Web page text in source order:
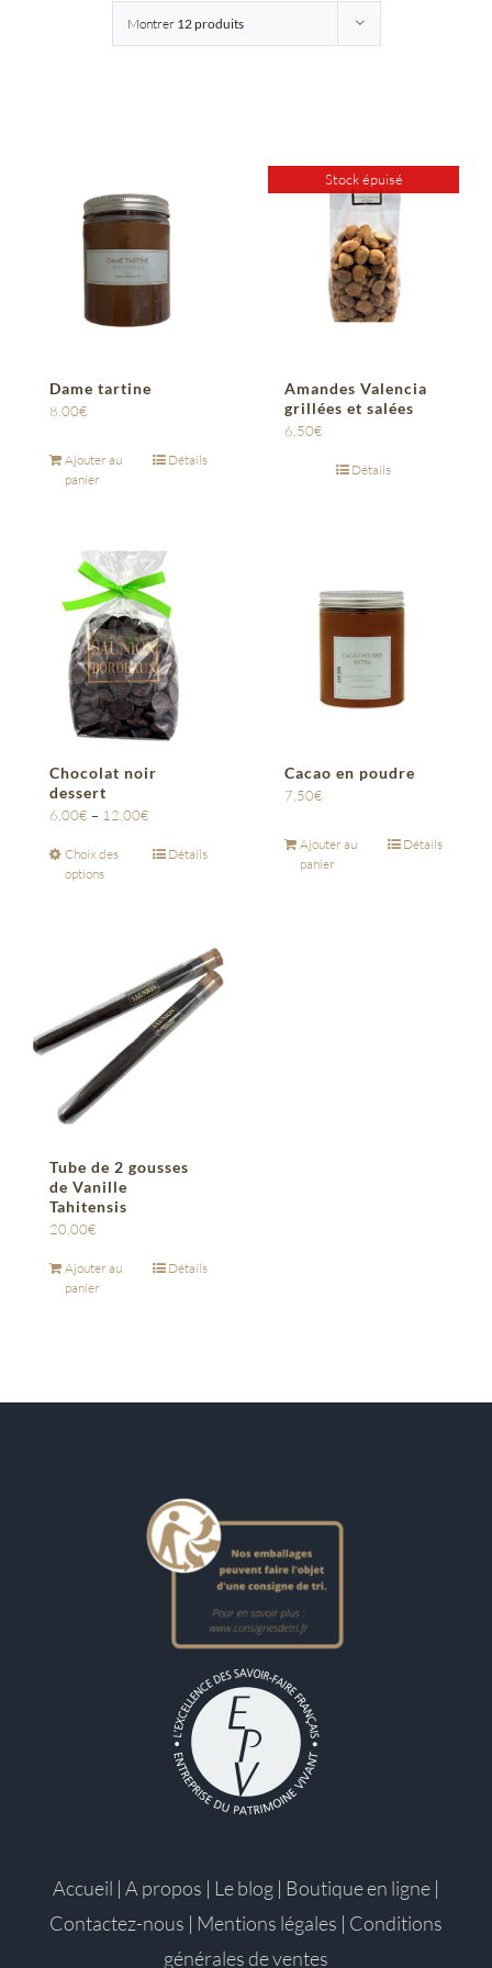
Montrer 12 produits
Dame tartine
8,00€
Ajouter au
panier
Détails
Stock épuisé
Amandes Valencia
grillées et salées
6,50€
Détails
Chocolat noir
dessert
6,00€ – 12,00€
Choix des
options
Détails
Cacao en poudre
7,50€
Ajouter au
panier
Détails
Tube de 2 gousses
de Vanille
Tahitensis
20,00€
Ajouter au
panier
Détails
Accueil | A propos | Le blog | Boutique en ligne |
Contactez-nous | Mentions légales | Conditions
générales de ventes